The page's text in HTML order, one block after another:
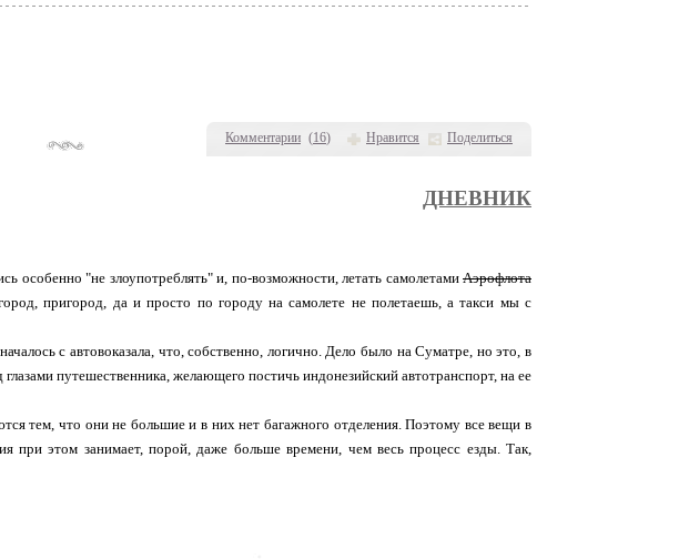
Комментарии (16) Нравится Поделиться
ДНЕВНИК
особенно "не злоупотреблять" и, по-возможности, летать самолетами Аэрофлота
пригород, да и просто по городу на самолете не полетаешь, а такси мы с
с автовоказала, что, собственно, логично. Дело было на Суматре, но это, в
путешественника, желающего постичь индонезийский автотранспорт, на ее
тем, что они не большие и в них нет багажного отделения. Поэтому все вещи в
при этом занимает, порой, даже больше времени, чем весь процесс езды. Так,